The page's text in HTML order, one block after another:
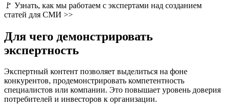
🚩 Узнать, как мы работаем с экспертами над созданием
статей для СМИ >>
Для чего демонстрировать
экспертность
Экспертный контент позволяет выделиться на фоне
конкурентов, продемонстрировать компетентность
специалистов или компании. Это повышает уровень доверия
потребителей и инвесторов к организации.